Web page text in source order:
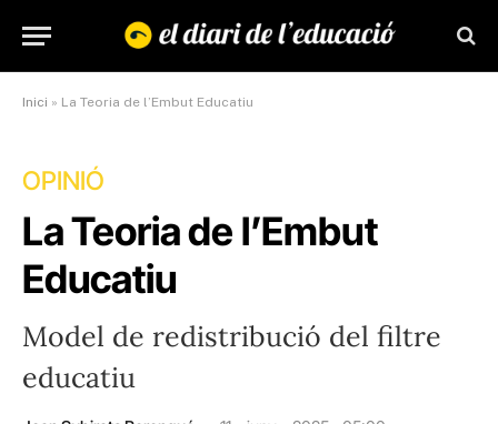
Inici » La Teoria de l’Embut Educatiu
OPINIÓ
La Teoria de l’Embut
Educatiu
Model de redistribució del filtre
educatiu